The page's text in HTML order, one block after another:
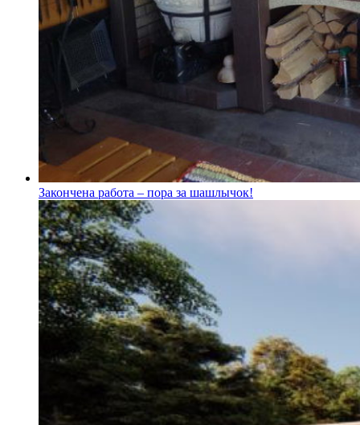
Закончена работа – пора за шашлычок!